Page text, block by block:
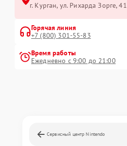
г. Курган, ул. Рихарда Зорге, 41
Горячая линия
+7 (800) 301-55-83
Время работы
Ежедневно с 9:00 до 21:00
Сервисный центр Nintendo